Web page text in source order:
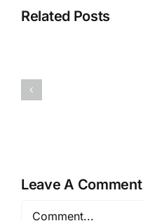
Related Posts
Leave A Comment